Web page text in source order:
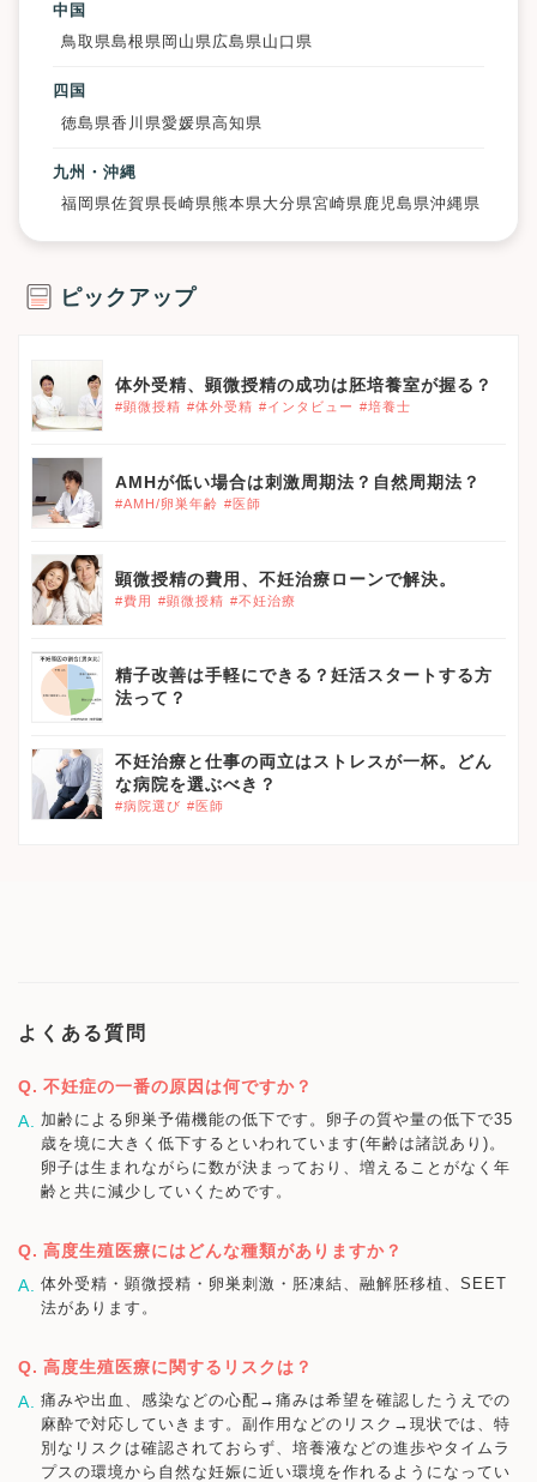
中国
鳥取県島根県 岡山県広島県山口県
四国
徳島県香川県愛媛県高知県
九州・沖縄
福岡県佐賀県長崎県熊本県大分県宮崎県鹿児島県沖縄県
ピックアップ
体外受精、顕微授精の成功は胚培養室が握る？
#顕微授精 #体外受精 #インタビュー #培養士
AMHが低い場合は刺激周期法？自然周期法？
#AMH/卵巣年齢 #医師
顕微授精の費用、不妊治療ローンで解決。
#費用 #顕微授精 #不妊治療
精子改善は手軽にできる？妊活スタートする方
法って？
不妊治療と仕事の両立はストレスが一杯。どん
な病院を選ぶべき？
#病院選び #医師
よくある質問
不妊症の一番の原因は何ですか？
加齢による卵巣予備機能の低下です。卵子の質や量の低下で35
歳を境に大きく低下するといわれています(年齢は諸説あり)。
卵子は生まれながらに数が決まっており、増えることがなく年
齢と共に減少していくためです。
高度生殖医療にはどんな種類がありますか？
体外受精・顕微授精・卵巣刺激・胚凍結、融解胚移植、SEET
法があります。
高度生殖医療に関するリスクは？
痛みや出血、感染などの心配→痛みは希望を確認したうえでの
麻酔で対応していきます。副作用などのリスク→現状では、特
別なリスクは確認されておらず、培養液などの進歩やタイムラ
プスの環境から自然な妊娠に近い環境を作れるようになってい